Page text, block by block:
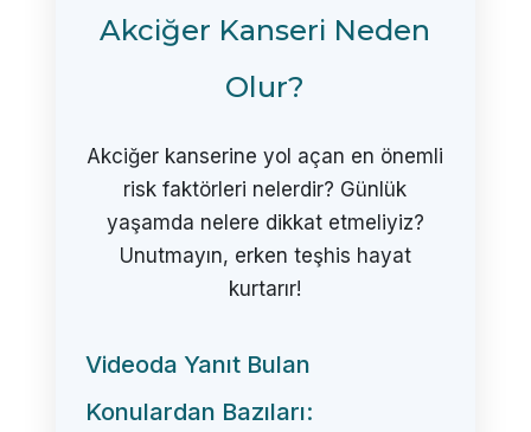
Akciğer Kanseri Neden
Olur?
Akciğer kanserine yol açan en önemli
risk faktörleri nelerdir? Günlük
yaşamda nelere dikkat etmeliyiz?
Unutmayın, erken teşhis hayat
kurtarır!
Videoda Yanıt Bulan
Konulardan Bazıları: